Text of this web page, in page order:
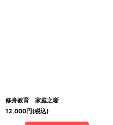
修身教育 家庭之噺
12,000円(税込)